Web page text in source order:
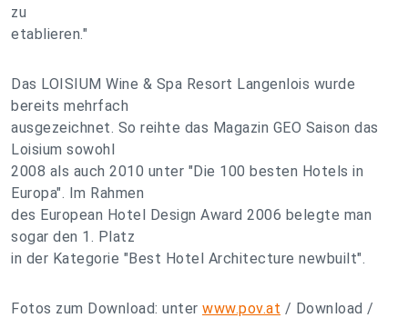
zu
etablieren."
Das LOISIUM Wine & Spa Resort Langenlois wurde
bereits mehrfach
ausgezeichnet. So reihte das Magazin GEO Saison das
Loisium sowohl
2008 als auch 2010 unter "Die 100 besten Hotels in
Europa". Im Rahmen
des European Hotel Design Award 2006 belegte man
sogar den 1. Platz
in der Kategorie "Best Hotel Architecture newbuilt".
Fotos zum Download: unter www.pov.at / Download /